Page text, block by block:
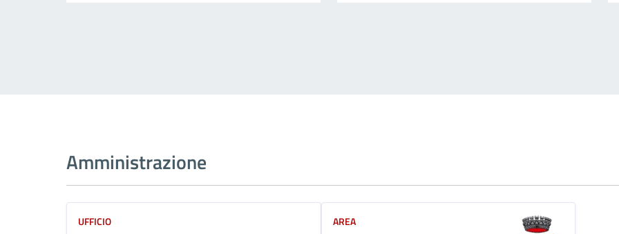
Amministrazione
UFFICIO AREA